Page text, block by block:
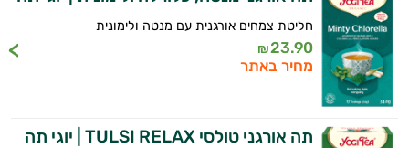
חליטת צמחים אורגנית עם מנטה ולימונית
23.90
₪
מחיר באתר
תה אורגני טולסי TULSI RELAX | יוגי תה